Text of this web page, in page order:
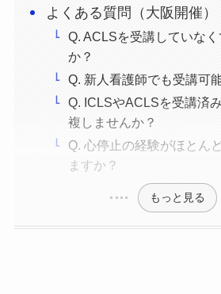
よくある質問（大阪開催）
Q. ACLSを受講していな
か？
Q. 新人看護師でも受講可
Q. ICLSやACLSを受講済
複しませんか？
Q. 心停止の経験がほとん
ますか？
もっと見る